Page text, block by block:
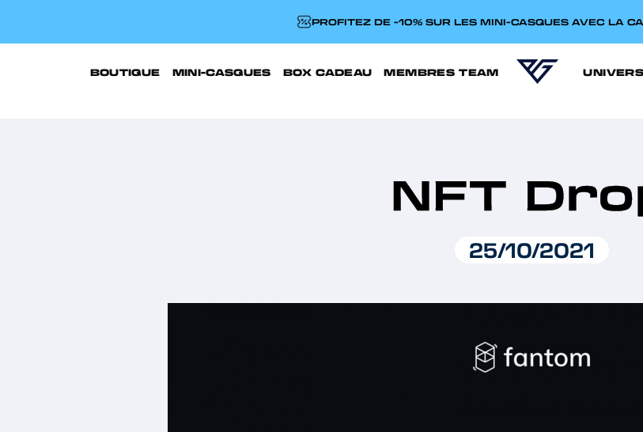
PROFITEZ DE -10% SUR LES MINI-CASQUES AVEC LA
BOUTIQUE MINI-CASQUES BOX CADEAU MEMBRES TEAM
NFT
25/10/2021